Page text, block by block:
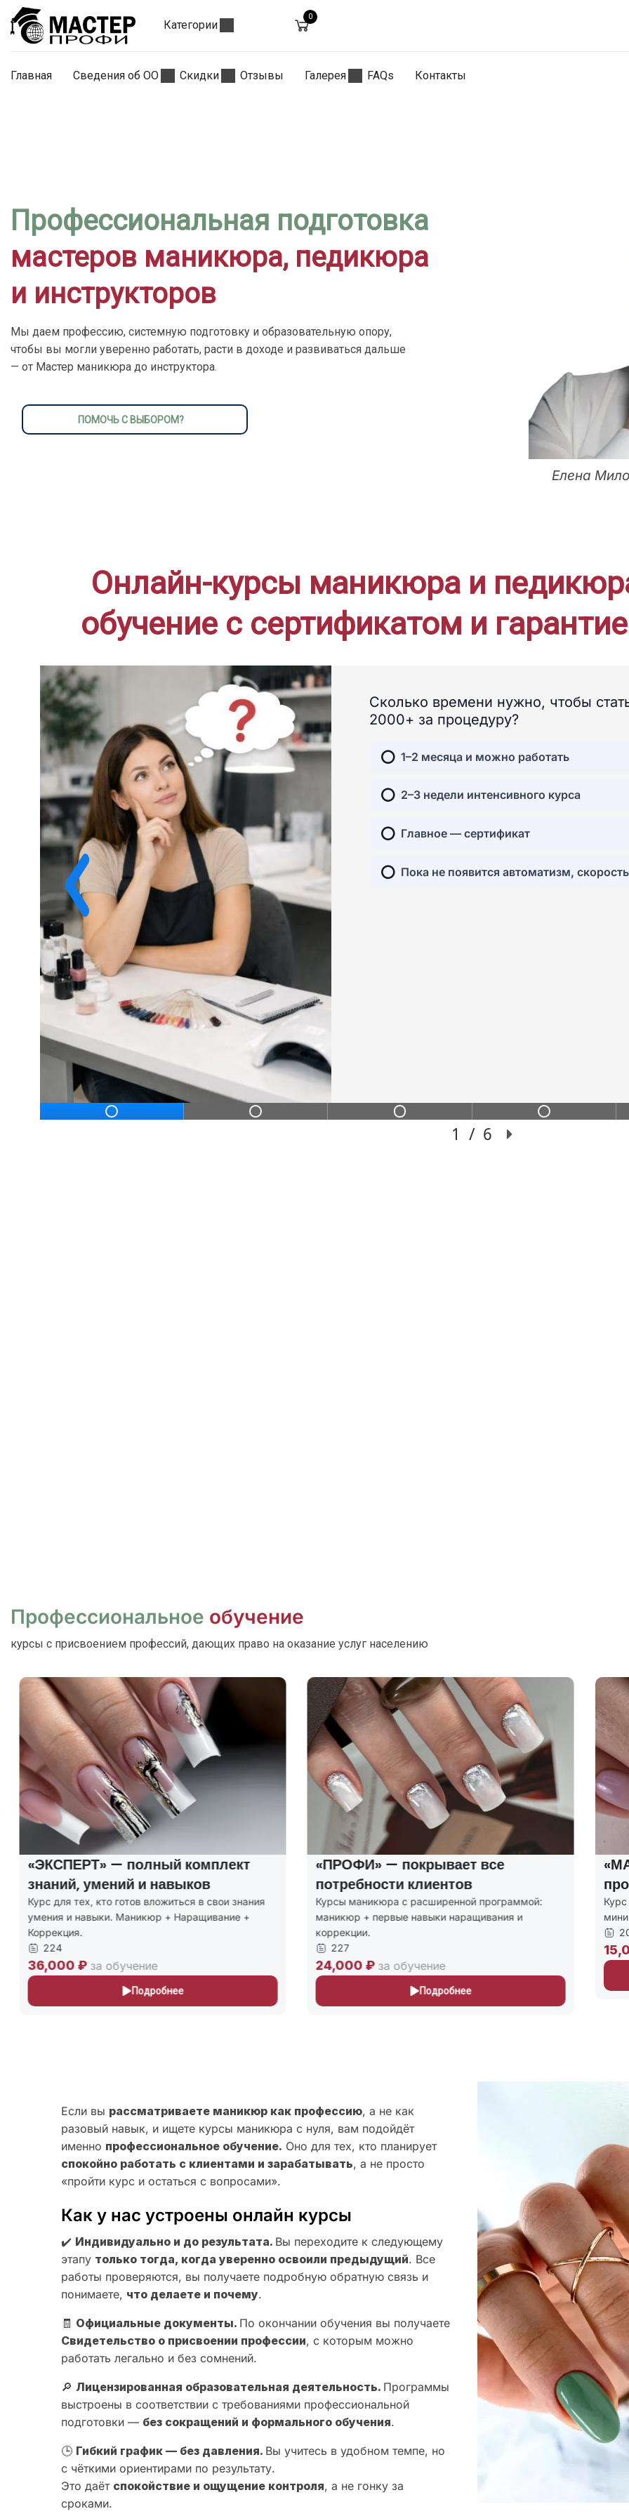
Категории
0
Главная Сведения об ОО Скидки Отзывы Галерея FAQs Контакты
Профессиональная подготовка
мастеров маникюра, педикюра
и инструкторов
Мы даем профессию, системную подготовку и образовательную опору,
чтобы вы могли уверенно работать, расти в доходе и развиваться дальше
— от Мастер маникюра до инструктора.
ПОМОЧЬ С ВЫБОРОМ?
Елена
Онлайн-курсы маникюра и
обучение с сертификатом и
Профессиональное обучение
курсы с присвоением профессий, дающих право на оказание услуг населению
«ЭКСПЕРТ» — полный комплект
знаний, умений и навыков
Курс для тех, кто готов вложиться в свои знания
умения и навыки. Маникюр + Наращивание +
Коррекция.
224
36,000 ₽ за обучение
Подробнее
«ПРОФИ» — покрывает все
потребности клиентов
Курсы маникюра с расширенной программой:
маникюр + первые навыки наращивания и
коррекции.
227
24,000 ₽ за обучение
Подробнее
Курс
208
Если вы рассматриваете маникюр как профессию, а не как
разовый навык, и ищете курсы маникюра с нуля, вам подойдёт
именно профессиональное обучение. Оно для тех, кто планирует
спокойно работать с клиентами и зарабатывать, а не просто
«пройти курс и остаться с вопросами».
Как у нас устроены онлайн курсы
✔️ Индивидуально и до результата. Вы переходите к следующему
этапу только тогда, когда уверенно освоили предыдущий. Все
работы проверяются, вы получаете подробную обратную связь и
понимаете, что делаете и почему.
🧾 Официальные документы. По окончании обучения вы получаете
Свидетельство о присвоении профессии, с которым можно
работать легально и без сомнений.
🔎 Лицензированная образовательная деятельность. Программы
выстроены в соответствии с требованиями профессиональной
подготовки — без сокращений и формального обучения.
🕒 Гибкий график — без давления. Вы учитесь в удобном темпе, но
с чёткими ориентирами по результату.
Это даёт спокойствие и ощущение контроля, а не гонку за
сроками.